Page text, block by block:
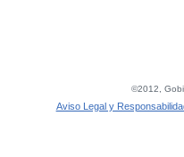
©2012,
Aviso Legal y